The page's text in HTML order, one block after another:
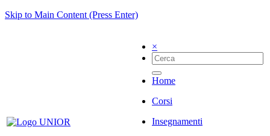
Skip to Main Content (Press Enter)
×
Home
Corsi
Insegnamenti